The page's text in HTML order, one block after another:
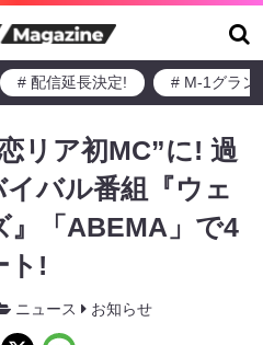
# 配信延長決定! # M-1グラン
リア初MC”に! 過
バル番組『ウェ
』「ABEMA」で4
ト!
ニュース お知らせ